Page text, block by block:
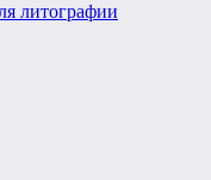
литографии